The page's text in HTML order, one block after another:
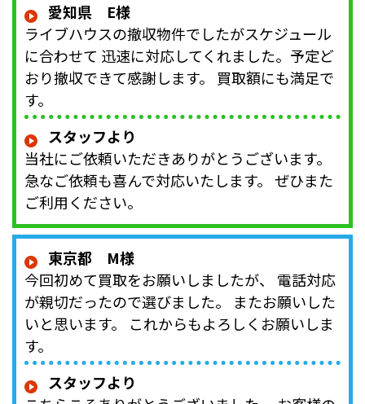
愛知県 E様
ライブハウスの撤収物件でしたがスケジュール
に合わせて 迅速に対応してくれました。予定ど
おり撤収できて感謝します。 買取額にも満足で
す。
スタッフより
当社にご依頼いただきありがとうございます。
急なご依頼も喜んで対応いたします。 ぜひまた
ご利用ください。
東京都 M様
今回初めて買取をお願いしましたが、 電話対応
が親切だったので選びました。 またお願いした
いと思います。 これからもよろしくお願いしま
す。
スタッフより